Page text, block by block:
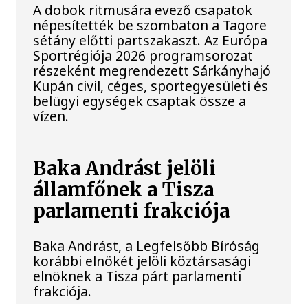
A dobok ritmusára evező csapatok
népesítették be szombaton a Tagore
sétány előtti partszakaszt. Az Európa
Sportrégiója 2026 programsorozat
részeként megrendezett Sárkányhajó
Kupán civil, céges, sportegyesületi és
belügyi egységek csaptak össze a
vízen.
Baka Andrást jelöli
államfőnek a Tisza
parlamenti frakciója
Baka Andrást, a Legfelsőbb Bíróság
korábbi elnökét jelöli köztársasági
elnöknek a Tisza párt parlamenti
frakciója.